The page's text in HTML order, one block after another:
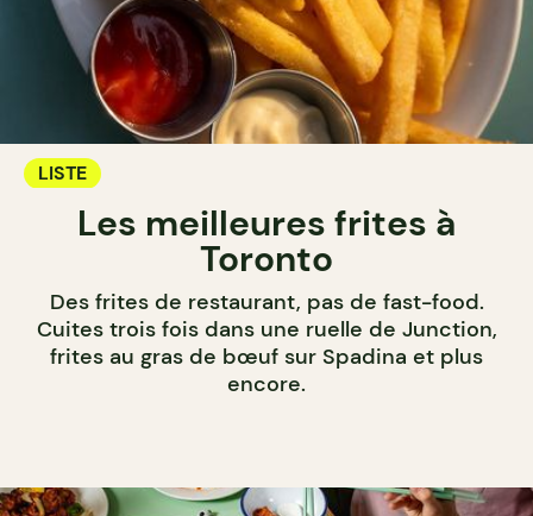
LISTE
Les meilleures frites à
Toronto
Des frites de restaurant, pas de fast-food.
Cuites trois fois dans une ruelle de Junction,
frites au gras de bœuf sur Spadina et plus
encore.